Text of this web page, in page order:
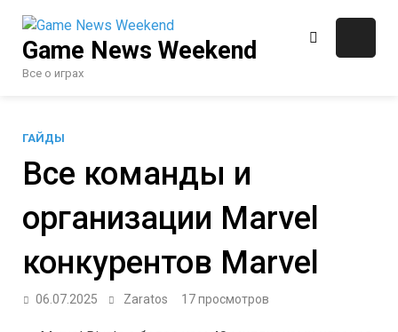
содержимому
Game News Weekend
Все о играх
ГАЙДЫ
Все команды и
организации Marvel
конкурентов Marvel
06.07.2025 Zaratos 17 просмотров